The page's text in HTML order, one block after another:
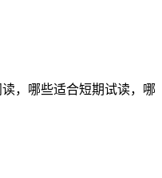
，哪些适合短期试读，哪